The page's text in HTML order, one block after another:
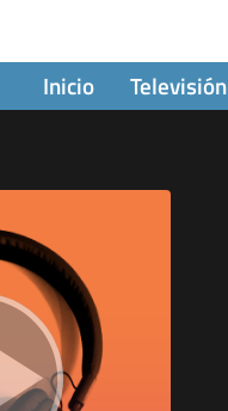
Inicio Televisión